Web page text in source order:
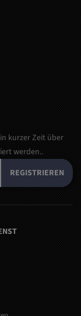
kurzer Zeit über
werden..
REGISTRIEREN